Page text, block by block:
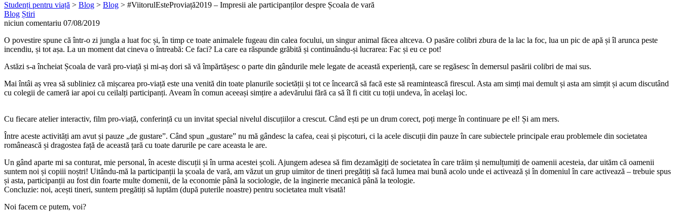
Studenți pentru viață > Blog > Blog > #ViitorulEsteProviață2019 – Impresii ale participanților despre Școala de vară
Blog Știri
niciun comentariu 07/08/2019
O povestire spune că într-o zi jungla a luat foc și, în timp ce toate animalele fugeau din calea focului, un singur animal făcea altceva. O pasăre colibri zbura de la lac la foc, lua un pic de apă și îl arunca peste
incendiu, și tot așa. La un moment dat cineva o întreabă: Ce faci? La care ea răspunde grăbită și continuându-și lucrarea: Fac și eu ce pot!
Astăzi s-a încheiat Școala de vară pro-viață și mi-aș dori să vă împărtășesc o parte din gândurile mele legate de această experiență, care se regăsesc în demersul pasării colibri de mai sus.
Mai întâi aș vrea să subliniez că mișcarea pro-viață este una venită din toate planurile societății și tot ce încearcă să facă este să reamintească firescul. Asta am simți mai demult și asta am simțit și acum discutând
cu colegii de cameră iar apoi cu ceilalți participanți. Aveam în comun aceeași simțire a adevărului fără ca să îl fi citit cu toții undeva, în același loc.
Cu fiecare atelier interactiv, film pro-viață, conferință cu un invitat special nivelul discuțiilor a crescut. Când ești pe un drum corect, poți merge în continuare pe el! Și am mers.
Între aceste activități am avut și pauze „de gustare”. Când spun „gustare” nu mă gândesc la cafea, ceai și pișcoturi, ci la acele discuții din pauze în care subiectele principale erau problemele din societatea
românească și dragostea față de această țară cu toate darurile pe care aceasta le are.
Un gând aparte mi sa conturat, mie personal, în aceste discuții și în urma acestei școli. Ajungem adesea să fim dezamăgiți de societatea în care trăim și nemulțumiți de oamenii acesteia, dar uităm că oamenii
suntem noi și copiii noștri! Uitându-mă la participanții la școala de vară, am văzut un grup uimitor de tineri pregătiți să facă lumea mai bună acolo unde ei activează și în domeniul în care activează – trebuie spus
și asta, participanții au fost din foarte multe domenii, de la economie până la sociologie, de la inginerie mecanică până la teologie.
Concluzie: noi, acești tineri, suntem pregătiți să luptăm (după puterile noastre) pentru societatea mult visată!
Noi facem ce putem, voi?